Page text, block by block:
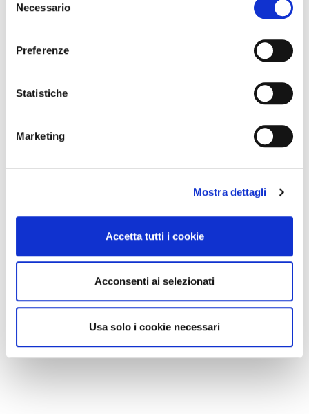
delNecessario
Preferenze
Statistiche
Marketing
Mostra dettagli
Accetta tutti i cookie
Acconsenti ai selezionati
Usa solo i cookie necessari